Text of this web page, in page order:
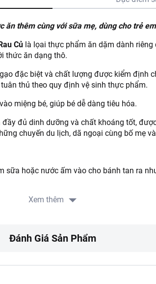
ăn thêm cùng với sữa mẹ, dùng cho trẻ
Củ là lọai thực phẩm ăn dặm dành riêng
thức ăn dạng thô.
đặc biệt và chất lượng được kiểm định
thủ theo quy định vệ sinh thực phẩm.
miệng bé, giúp bé dễ dàng tiêu hóa.
đầy đủ dinh dưỡng và chất khoáng tốt,
chuyến du lịch, dã ngoại cùng bố mẹ
sữa hoặc nước ấm vào cho bánh tan ra
sau khi mở bao bì.
Xem thêm
Đánh Giá Sản Phẩm